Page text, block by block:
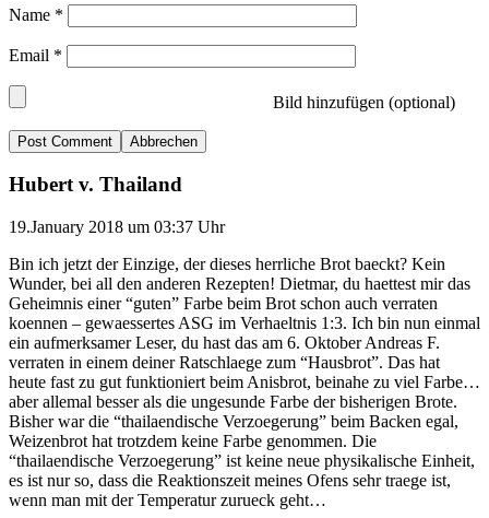
Name *
Email *
Bild hinzufügen (optional)
Abbrechen
Hubert v. Thailand
19.January 2018 um 03:37 Uhr
Bin ich jetzt der Einzige, der dieses herrliche Brot baeckt? Kein
Wunder, bei all den anderen Rezepten! Dietmar, du haettest mir das
Geheimnis einer “guten” Farbe beim Brot schon auch verraten
koennen – gewaessertes ASG im Verhaeltnis 1:3. Ich bin nun einmal
ein aufmerksamer Leser, du hast das am 6. Oktober Andreas F.
verraten in einem deiner Ratschlaege zum “Hausbrot”. Das hat
heute fast zu gut funktioniert beim Anisbrot, beinahe zu viel Farbe…
aber allemal besser als die ungesunde Farbe der bisherigen Brote.
Bisher war die “thailaendische Verzoegerung” beim Backen egal,
Weizenbrot hat trotzdem keine Farbe genommen. Die
“thailaendische Verzoegerung” ist keine neue physikalische Einheit,
es ist nur so, dass die Reaktionszeit meines Ofens sehr traege ist,
wenn man mit der Temperatur zurueck geht…